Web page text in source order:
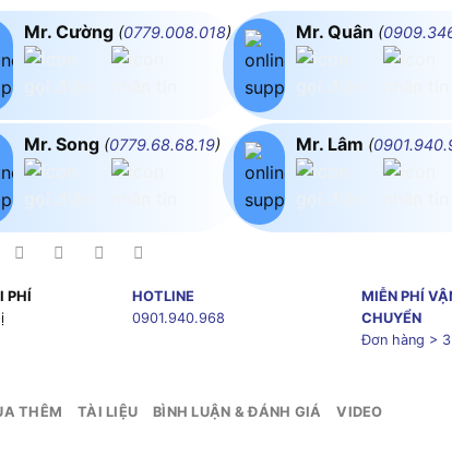
Mr. Cường (0779.008.018)
Mr. Song (0779.68.68.19)
Mr. Quân (
Mr. Lâm (
PHÍ
HOTLINE
0901.940.968
MIỄN PHÍ
CHUYỂN
Đơn hàng >
THÊM TÀI LIỆU BÌNH LUẬN & ĐÁNH GIÁ VIDEO